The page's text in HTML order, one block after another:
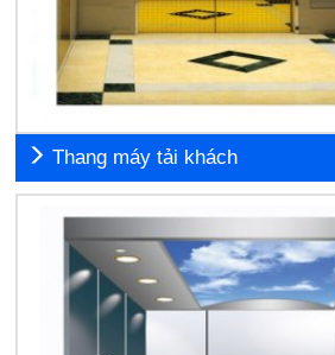
Thang máy tải khách